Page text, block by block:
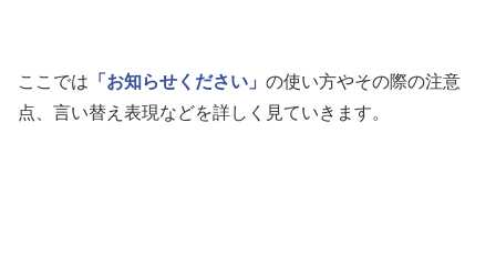
ここでは 「お知らせください」 の使い方やその際の注意
点、言い替え表現などを詳しく見ていきます。